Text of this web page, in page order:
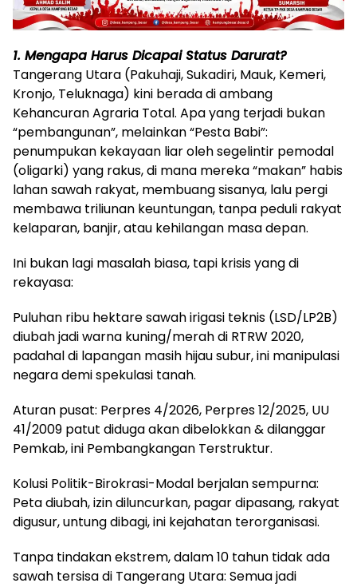
1. Mengapa Harus Dicapai Status Darurat?
Tangerang Utara (Pakuhaji, Sukadiri, Mauk, Kemeri,
Kronjo, Teluknaga) kini berada di ambang
Kehancuran Agraria Total. Apa yang terjadi bukan
“pembangunan”, melainkan “Pesta Babi”:
penumpukan kekayaan liar oleh segelintir pemodal
(oligarki) yang rakus, di mana mereka “makan” habis
lahan sawah rakyat, membuang sisanya, lalu pergi
membawa triliunan keuntungan, tanpa peduli rakyat
kelaparan, banjir, atau kehilangan masa depan.
Ini bukan lagi masalah biasa, tapi krisis yang di
rekayasa:
Puluhan ribu hektare sawah irigasi teknis (LSD/LP2B)
diubah jadi warna kuning/merah di RTRW 2020,
padahal di lapangan masih hijau subur, ini manipulasi
negara demi spekulasi tanah.
Aturan pusat: Perpres 4/2026, Perpres 12/2025, UU
41/2009 patut diduga akan dibelokkan & dilanggar
Pemkab, ini Pembangkangan Terstruktur.
Kolusi Politik-Birokrasi-Modal berjalan sempurna:
Peta diubah, izin diluncurkan, pagar dipasang, rakyat
digusur, untung dibagi, ini kejahatan terorganisasi.
Tanpa tindakan ekstrem, dalam 10 tahun tidak ada
sawah tersisa di Tangerang Utara: Semua jadi